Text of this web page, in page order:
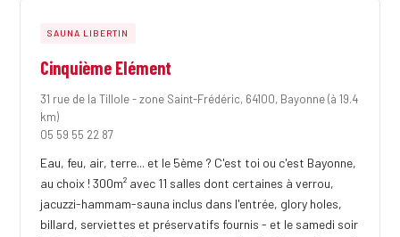
SAUNA LIBERTIN
Cinquième Elément
31 rue de la Tillole - zone Saint-Frédéric, 64100, Bayonne(à 19.4
km)
05 59 55 22 87
Eau, feu, air, terre... et le 5ème ? C'est toi ou c'est Bayonne,
au choix ! 300m² avec 11 salles dont certaines à verrou,
jacuzzi-hammam-sauna inclus dans l'entrée, glory holes,
billard, serviettes et préservatifs fournis - et le samedi soir